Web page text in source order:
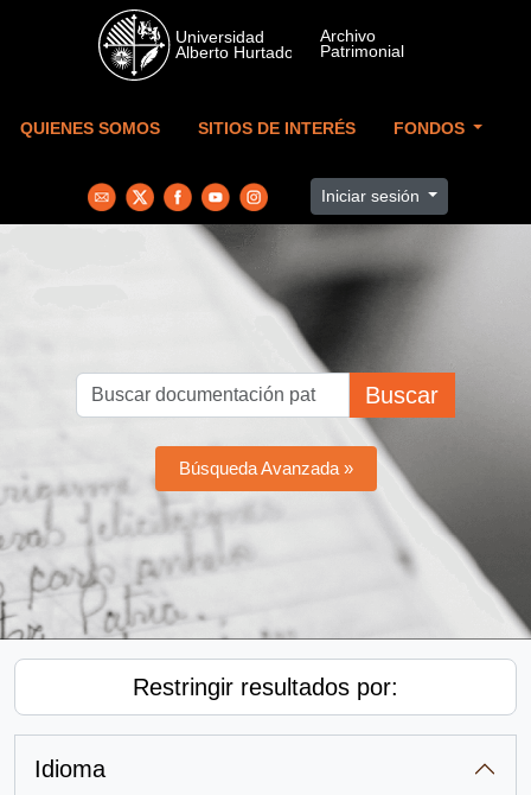
Skip to main content
QUIENES SOMOS SITIOS DE INTERÉS FONDOS
Iniciar sesión
Buscar
Búsqueda Avanzada »
Restringir resultados por:
Idioma